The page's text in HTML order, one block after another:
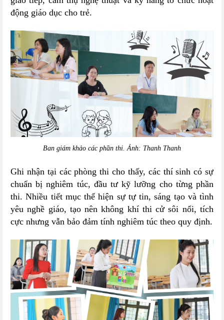
động giáo dục cho trẻ.
Ban giám khảo các phần thi. Ảnh: Thanh Thanh
Ghi nhận tại các phòng thi cho thấy, các thí sinh có sự
chuẩn bị nghiêm túc, đầu tư kỹ lưỡng cho từng phần
thi. Nhiều tiết mục thể hiện sự tự tin, sáng tạo và tình
yêu nghề giáo, tạo nên không khí thi cử sôi nổi, tích
cực nhưng vẫn bảo đảm tính nghiêm túc theo quy định.